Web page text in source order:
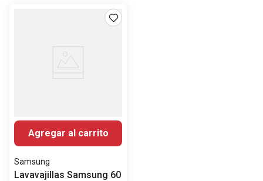
Agregar al carrito
Samsung
Lavavajillas Samsung 60